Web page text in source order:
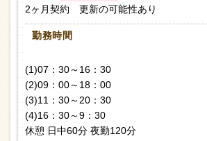
2ヶ月契約 更新の可能性あり
勤務時間
(1)07：30～16：30
(2)09：00～18：00
(3)11：30～20：30
(4)16：30～9：30
休憩 日中60分 夜勤120分